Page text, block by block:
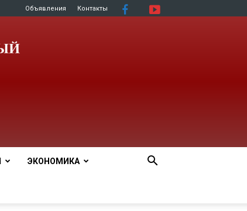
Объявления Контакты
ЭКОНОМИКА